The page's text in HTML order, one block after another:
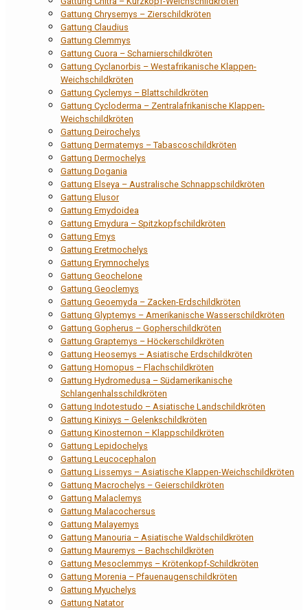
Gattung Chrysemys – Zierschildkröten
Gattung Claudius
Gattung Clemmys
Gattung Cuora – Scharnierschildkröten
Gattung Cyclanorbis – Westafrikanische Klappen-
Weichschildkröten
Gattung Cyclemys – Blattschildkröten
Gattung Cycloderma – Zentralafrikanische Klappen-
Weichschildkröten
Gattung Deirochelys
Gattung Dermatemys – Tabascoschildkröten
Gattung Dermochelys
Gattung Dogania
Gattung Elseya – Australische Schnappschildkröten
Gattung Elusor
Gattung Emydoidea
Gattung Emydura – Spitzkopfschildkröten
Gattung Emys
Gattung Eretmochelys
Gattung Erymnochelys
Gattung Geochelone
Gattung Geoclemys
Gattung Geoemyda – Zacken-Erdschildkröten
Gattung Glyptemys – Amerikanische Wasserschildkröten
Gattung Gopherus – Gopherschildkröten
Gattung Graptemys – Höckerschildkröten
Gattung Heosemys – Asiatische Erdschildkröten
Gattung Homopus – Flachschildkröten
Gattung Hydromedusa – Südamerikanische
Schlangenhalsschildkröten
Gattung Indotestudo – Asiatische Landschildkröten
Gattung Kinixys – Gelenkschildkröten
Gattung Kinosternon – Klappschildkröten
Gattung Lepidochelys
Gattung Leucocephalon
Gattung Lissemys – Asiatische Klappen-Weichschildkröten
Gattung Macrochelys – Geierschildkröten
Gattung Malaclemys
Gattung Malacochersus
Gattung Malayemys
Gattung Manouria – Asiatische Waldschildkröten
Gattung Mauremys – Bachschildkröten
Gattung Mesoclemmys – Krötenkopf-Schildkröten
Gattung Morenia – Pfauenaugenschildkröten
Gattung Myuchelys
Gattung Natator